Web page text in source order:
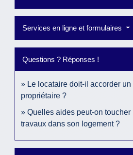
Services en ligne et formulaires
Questions ? Réponses !
Le locataire doit-il accorder
propriétaire ?
Quelles aides peut-on
travaux dans son logement ?